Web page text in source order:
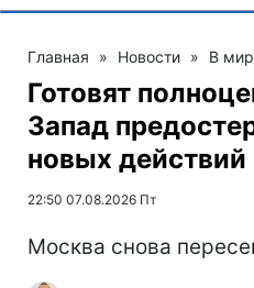
Главная » Новости » В
Готовят
Запад
новых действий
22:50 07.08.2026 Пт
Москва снова